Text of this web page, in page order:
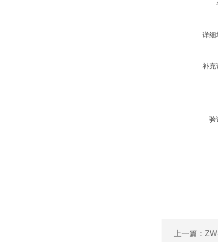
详细
补充
验
上一篇：